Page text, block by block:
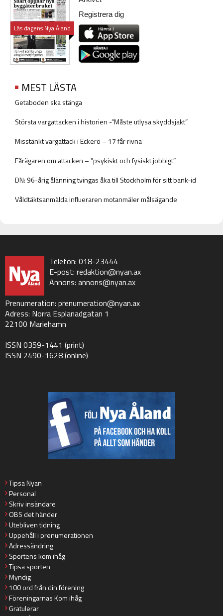
Läs dagens Nya Åland
Registrera dig
MEST LÄSTA
Getaboden ska stänga
Största vargattacken i historien -”Måste utlysa skyddsjakt”
Misstänkt vargattack i Eckerö – 17 får rivna
Fårägaren om attacken – ”psykiskt och fysiskt jobbigt”
DN: 96-årig ålänning tvingas åka till Stockholm för sitt bank-id
Våldtäktsanmälda influeraren motanmäler målsägande
Telefon: 018-23444
E-post: redaktion@nyan.ax
Annons: annons@nyan.ax
Prenumeration: prenumeration@nyan.ax
Adress: Norra Esplanadgatan 1
22100 Mariehamn
ISSN 0359-1441 (print)
ISSN 2490-1628 (online)
Tipsa Nyan
Personal
Skriv insändare
OBS det händer
Utebliven tidning
Uppehåll i prenumerationen
Adressändring
Sportens kom ihåg
Tipsa sporten
Myndig
100 ord från din förening
Föreningarnas Kom ihåg
Gratulerar